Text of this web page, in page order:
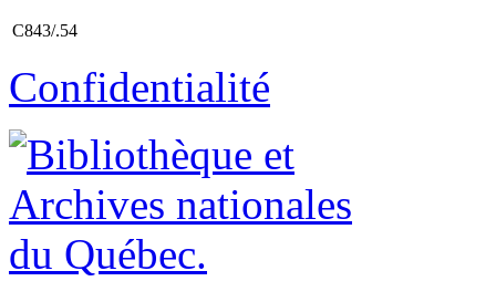
C843/.54
Confidentialité